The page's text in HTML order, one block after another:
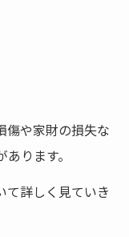
傷や家財の損失な
ります。
て詳しく見ていき